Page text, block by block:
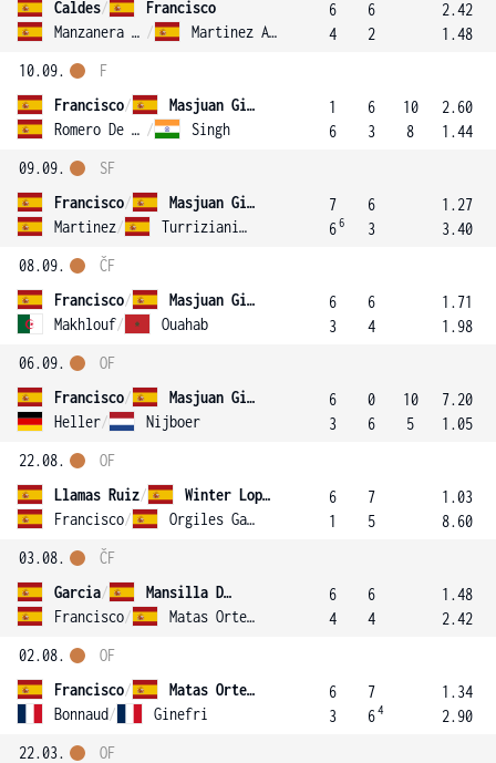
Caldes/
Francisco
Manzanera Pertusa / Martinez Arjona
6
4
6
2
2.42
1.48
10.09.
Francisco/
Masjuan Ginel
Romero De Avila Senise / Singh
F
1
6
6
3
10
8
2.60
1.44
09.09.
Francisco/
Masjuan Ginel
Martinez/ Turriziani Alvarez
SF
7
66
6
3
1.27
3.40
08.09.
Francisco/
Masjuan Ginel
Makhlouf/ Ouahab
ČF
6
3
6
4
1.71
1.98
06.09.
Francisco/
Masjuan Ginel
Heller/ Nijboer
OF
6
3
0
6
10
5
7.20
1.05
22.08.
Llamas Ruiz/
Winter Lopez
Francisco/ Orgiles Garcia Retamero
OF
6
1
7
5
1.03
8.60
03.08.
Garcia/
Mansilla Diez
Francisco/ Matas Ortega
ČF
6
4
6
4
1.48
2.42
02.08.
Francisco/
Matas Ortega
Bonnaud/ Ginefri
OF
6
3
7
64
1.34
2.90
22.03.
OF